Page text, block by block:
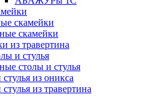
скамейки
скамейки
из травертина
и стулья
столы и стулья
из оникса
из травертина